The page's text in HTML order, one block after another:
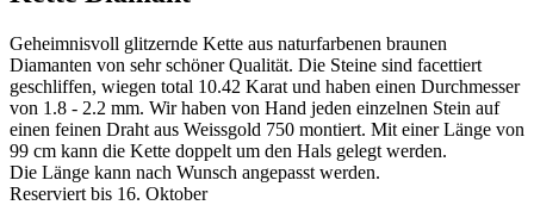
Geheimnisvoll glitzernde Kette aus naturfarbenen braunen
Diamanten von sehr schöner Qualität. Die Steine sind facettiert
geschliffen, wiegen total 10.42 Karat und haben einen Durchmesser
von 1.8 - 2.2 mm. Wir haben von Hand jeden einzelnen Stein auf
einen feinen Draht aus Weissgold 750 montiert. Mit einer Länge von
99 cm kann die Kette doppelt um den Hals gelegt werden.
Die Länge kann nach Wunsch angepasst werden.
Reserviert bis 16. Oktober